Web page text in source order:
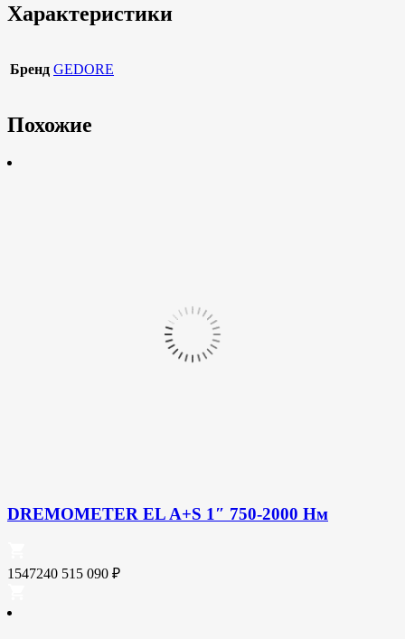
Характеристики
Бренд GEDORE
Похожие
DREMOMETER EL A+S 1″ 750-2000 Нм
1547240 515 090 ₽